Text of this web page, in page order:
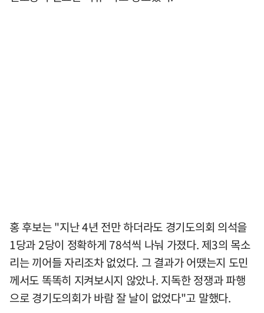
홍 후보는 "지난 4년 전만 하더라도 경기도의회 의석을
1당과 2당이 정확하게 78석씩 나눠 가졌다. 제3의 목소
리는 끼어들 자리조차 없었다. 그 결과가 어땠는지 도민
께서도 똑똑히 지켜보시지 않았나. 지독한 정쟁과 파행
으로 경기도의회가 바람 잘 날이 없었다"고 말했다.